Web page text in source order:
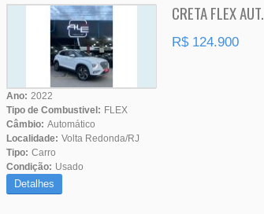
CRETA FLEX AUT.
R$ 124.900
Ano: 2022
Tipo de Combustivel: FLEX
Câmbio: Automático
Localidade: Volta Redonda/RJ
Tipo: Carro
Condição: Usado
Detalhes